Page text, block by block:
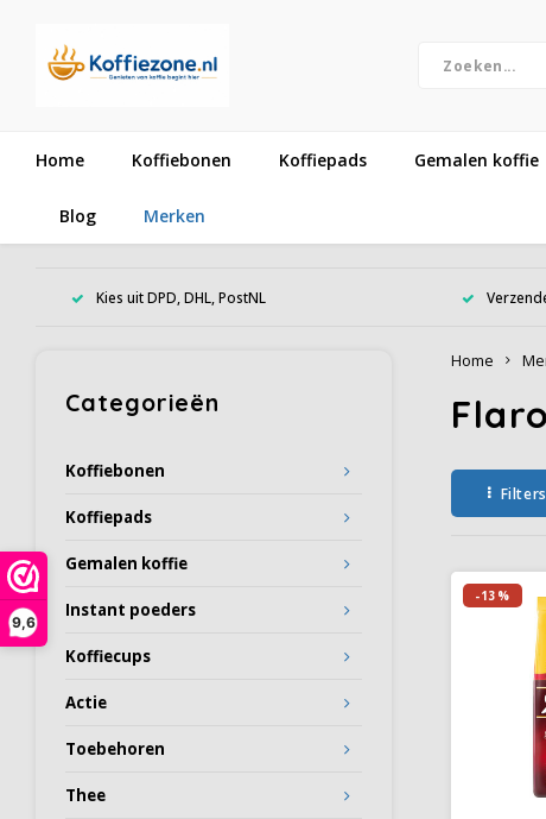
9,6
Home Koffiebonen Koffiepads Gemalen koffie
Blog Merken
Kies uit DPD, DHL, PostNL
Categorieën
Koffiebonen
Koffiepads
Gemalen koffie
Instant poeders
Koffiecups
Actie
Toebehoren
Thee
Home
Filters
-13%